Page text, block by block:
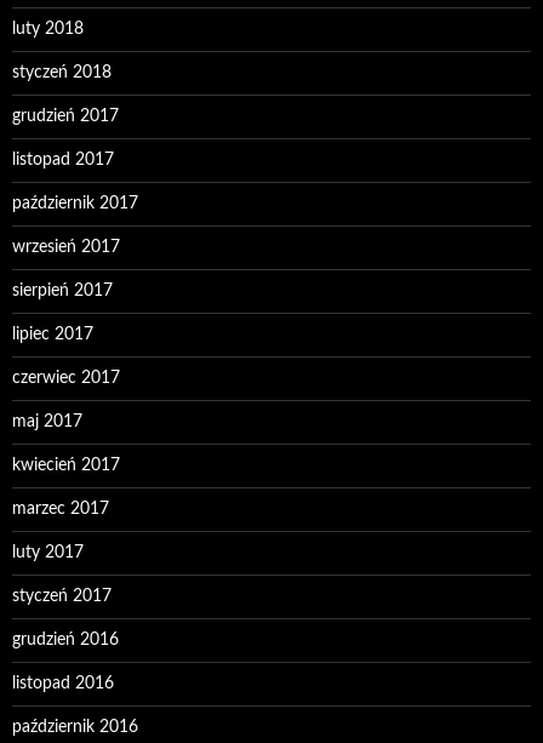
luty 2018
styczeń 2018
grudzień 2017
listopad 2017
październik 2017
wrzesień 2017
sierpień 2017
lipiec 2017
czerwiec 2017
maj 2017
kwiecień 2017
marzec 2017
luty 2017
styczeń 2017
grudzień 2016
listopad 2016
październik 2016